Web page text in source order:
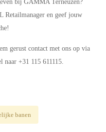
bij GAMMA Terneuzen?
Retailmanager en geef jouw
gerust contact met ons op via
naar +31 115 611115.
banen